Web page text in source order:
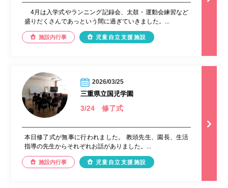
4月は入学式やランニング記録会、太鼓・運動会練習など
盛りだくさんであっという間に過ぎていきました。...
施設内行事 児童自立支援施設
2026/03/25
三重県立国児学園
3/24 修了式
本日修了式が無事に行われました。 教頭先生、園長、生活
指導の先生からそれぞれお話がありました。...
施設内行事 児童自立支援施設